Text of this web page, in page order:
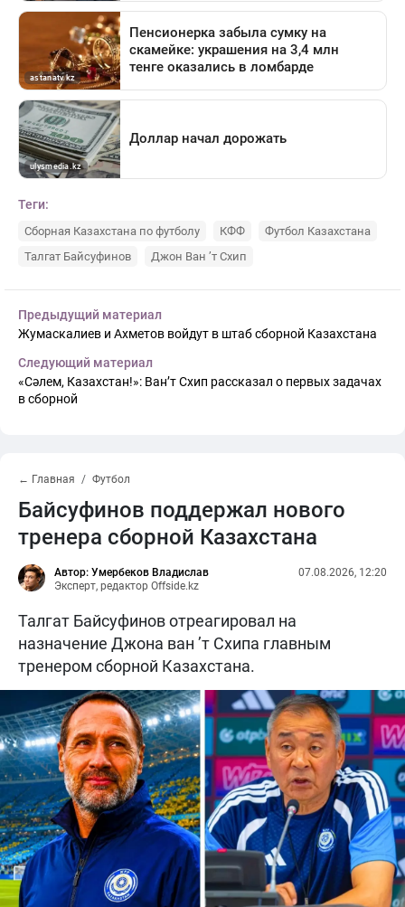
Теги:
Сборная Казахстана по футболу КФФ
Футбол Казахстана
Талгат Байсуфинов
Джон Ван ’т Схип
Предыдущий материал
Жумаскалиев и Ахметов войдут в штаб сборной Казахстана
Следующий материал
«Сәлем, Казахстан!»: Ван’т Схип рассказал о первых задачах
в сборной
← Главная Футбол
Байсуфинов поддержал нового
тренера сборной Казахстана
Автор: Умербеков Владислав
Эксперт, редактор Offside.kz
07.08.2026, 12:20
Талгат Байсуфинов отреагировал на
назначение Джона ван ’т Схипа главным
тренером сборной Казахстана.